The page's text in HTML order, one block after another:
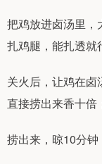
把鸡放进卤汤里
扎鸡腿，能扎透就
关火后，让鸡在
直接捞出来香十倍
捞出来，晾10分钟